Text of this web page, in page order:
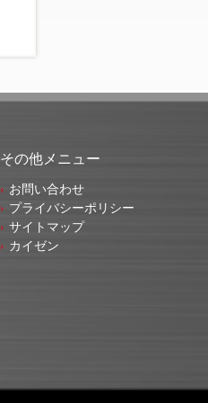
その他メニュー
お問い合わせ
プライバシーポリシー
サイトマップ
カイゼン